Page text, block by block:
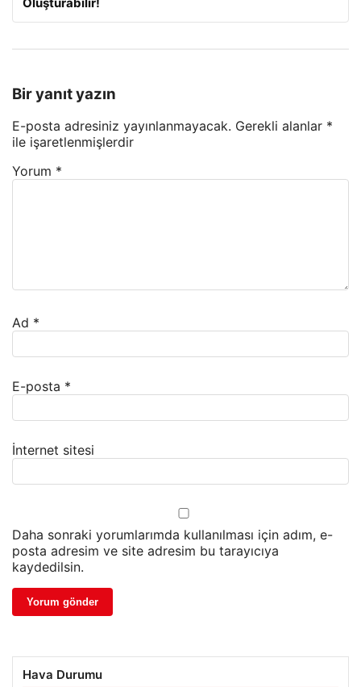
Bir yanıt yazın
E-posta adresiniz yayınlanmayacak. Gerekli alanlar *
ile işaretlenmişlerdir
Yorum *
Ad *
E-posta *
İnternet sitesi
Daha sonraki yorumlarımda kullanılması için adım, e-
posta adresim ve site adresim bu tarayıcıya
kaydedilsin.
Hava Durumu